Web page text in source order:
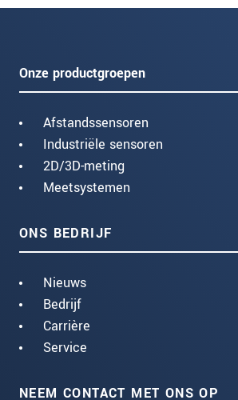
Onze productgroepen
Afstandssensoren
Industriële sensoren
2D/3D-meting
Meetsystemen
ONS BEDRIJF
Nieuws
Bedrijf
Carrière
Service
NEEM CONTACT MET ONS OP